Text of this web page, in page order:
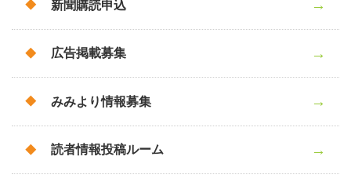
新聞購読申込
広告掲載募集
みみより情報募集
読者情報投稿ルーム